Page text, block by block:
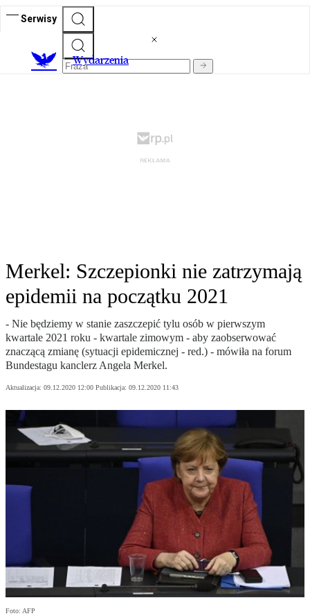
Serwisy
Wydarzenia
Merkel: Szczepionki nie zatrzymają
epidemii na początku 2021
- Nie będziemy w stanie zaszczepić tylu osób w pierwszym
kwartale 2021 roku - kwartale zimowym - aby zaobserwować
znaczącą zmianę (sytuacji epidemicznej - red.) - mówiła na forum
Bundestagu kanclerz Angela Merkel.
Aktualizacja: 09.12.2020 12:00 Publikacja: 09.12.2020 11:43
Foto: AFP